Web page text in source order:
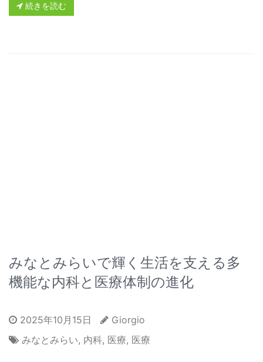
続きを読む
みなとみらいで輝く生活を支える多
機能な内科と医療体制の進化
2025年10月15日
Giorgio
みなとみらい, 内科, 医療, 医療